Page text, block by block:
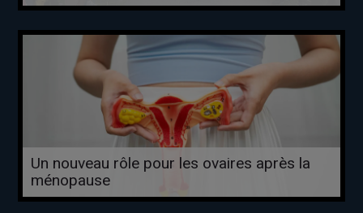
Un nouveau rôle pour les ovaires après la
ménopause